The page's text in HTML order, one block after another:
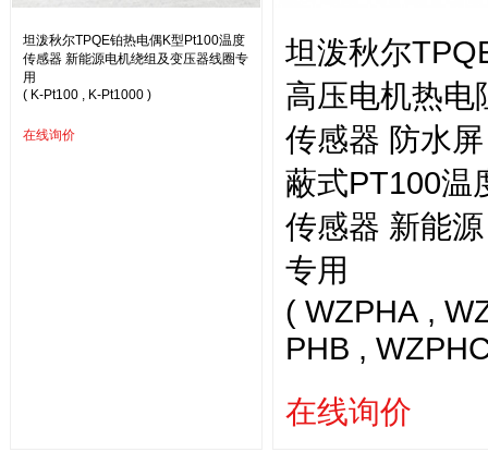
坦泼秋尔TPQE铂热电偶K型Pt100温度
传感器 新能源电机绕组及变压器线圈专
用
( K-Pt100 , K-Pt1000 )
在线询价
坦泼秋尔
高压电机热电
传感器 防水屏
蔽式PT100温
传感器 新能源
专用
( WZPHA ,
PHB ,
在线询价